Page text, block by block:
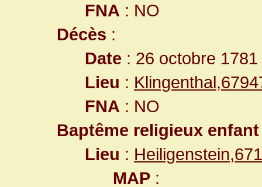
FNA : NO
Décès :
Date : 26 octobre 1781
Lieu :
FNA : NO
Baptême religieux enfant
Lieu :
MAP :